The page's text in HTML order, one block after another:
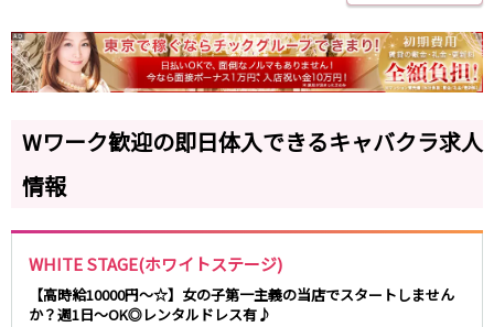
Wワーク歓迎の即日体入できるキャバクラ求人
情報
WHITE STAGE(ホワイトステージ)
【高時給10000円～☆】女の子第一主義の当店でスタートしません
か？週1日～OK◎レンタルドレス有♪
岐阜県
岐阜
該当求人
名鉄名古屋本線
金山駅
名鉄岐阜駅
近鉄名古屋線
近鉄四日市駅
四日市駅